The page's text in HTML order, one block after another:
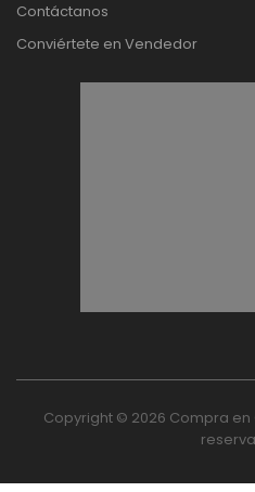
Contáctanos
Conviértete en Vendedor
Copyright © 2026 Compra en